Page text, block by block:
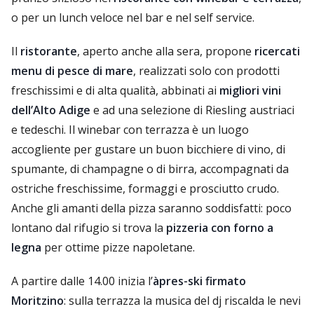
o per un lunch veloce nel bar e nel self service.
Il ristorante, aperto anche alla sera, propone ricercati
menu di pesce di mare, realizzati solo con prodotti
freschissimi e di alta qualità, abbinati ai migliori vini
dell’Alto Adige e ad una selezione di Riesling austriaci
e tedeschi. Il winebar con terrazza è un luogo
accogliente per gustare un buon bicchiere di vino, di
spumante, di champagne o di birra, accompagnati da
ostriche freschissime, formaggi e prosciutto crudo.
Anche gli amanti della pizza saranno soddisfatti: poco
lontano dal rifugio si trova la pizzeria con forno a
legna per ottime pizze napoletane.
A partire dalle 14.00 inizia l’àpres-ski firmato
Moritzino: sulla terrazza la musica del dj riscalda le nevi